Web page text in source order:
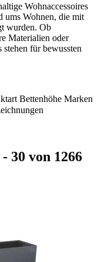
Wohnaccessoires
ums Wohnen, die mit
wurden. Ob
Materialien oder
für bewussten
Bettenhöhe Marken
30 von 1266